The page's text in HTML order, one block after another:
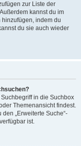
zur Liste der
kannst du im
indem du
du sie auch wieder
in die Suchbox
Themenansicht findest.
„Erweiterte Suche“-
ist.